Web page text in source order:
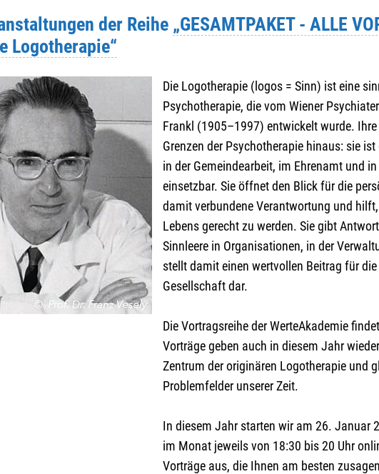
:
die Sie der KEB mitteilen möchten:
Sie hierzu evtl. das FeldANMELDUNG in der Veranstaltungsbeschreibung oben.
Personen (ab 15 Jahren)
Personen übernimmt der Anmelder die Kosten
mit Kindern:
der Reihe „GESAMTPAKET - ALLE
Logotherapie“
Die Logotherapie (logos = Sinn) ist eine
Psychotherapie, die vom Wiener
Frankl (1905–1997) entwickelt wurde.
Grenzen der Psycho­therapie hinaus: sie
in der Gemeindearbeit, im Ehrenamt und
einsetzbar. Sie öffnet den Blick für die
damit verbundene Verantwortung und
Lebens gerecht zu werden. Sie gibt
Sinnleere in Organisationen, in der
stellt damit einen wertvollen Beitrag für
Gesellschaft dar.
Die Vortragsreihe der WerteAkademie
Vorträge geben auch in diesem Jahr
Zentrum der originären Logotherapie und
Problemfelder unserer Zeit.
In diesem Jahr starten wir am 26. Januar
im Monat jeweils von 18:30 bis 20 Uhr
Vorträge aus, die Ihnen am besten